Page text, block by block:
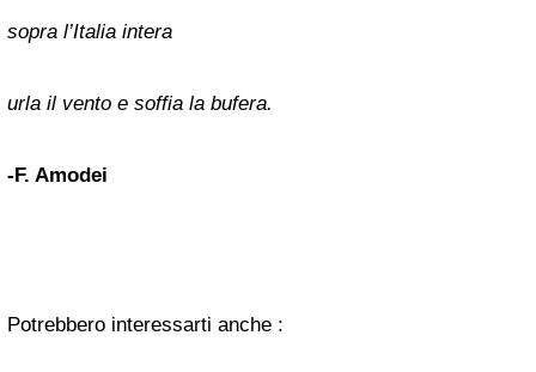
sopra l’Italia intera
urla il vento e soffia la bufera.
-F. Amodei
Potrebbero interessarti anche :